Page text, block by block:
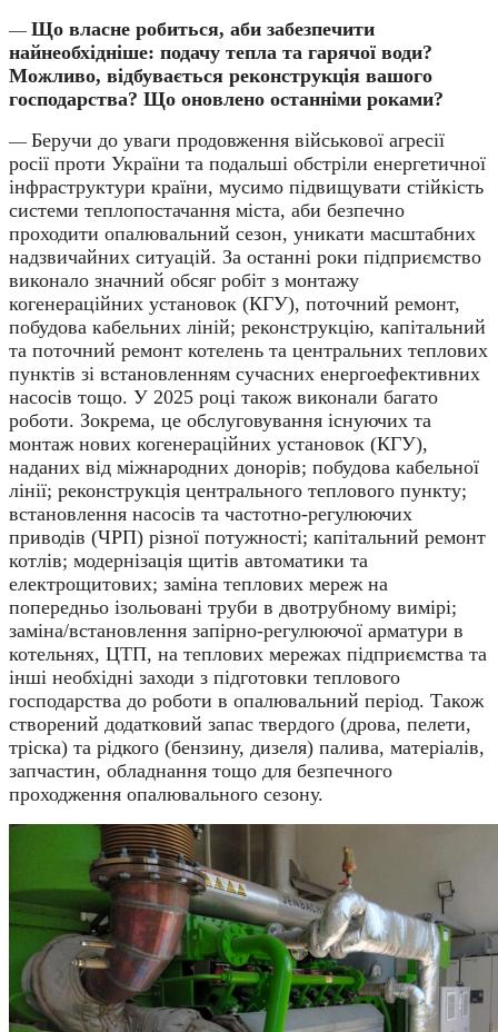
— Що власне робиться, аби забезпечити
найнеобхідніше: подачу тепла та гарячої води?
Можливо, відбувається реконструкція вашого
господарства? Що оновлено останніми роками?
— Беручи до уваги продовження військової агресії
росії проти України та подальші обстріли енергетичної
інфраструктури країни, мусимо підвищувати стійкість
системи теплопостачання міста, аби безпечно
проходити опалювальний сезон, уникати масштабних
надзвичайних ситуацій. За останні роки підприємство
виконало значний обсяг робіт з монтажу
когенераційних установок (КГУ), поточний ремонт,
побудова кабельних ліній; реконструкцію, капітальний
та поточний ремонт котелень та центральних теплових
пунктів зі встановленням сучасних енергоефективних
насосів тощо. У 2025 році також виконали багато
роботи. Зокрема, це обслуговування існуючих та
монтаж нових когенераційних установок (КГУ),
наданих від міжнародних донорів; побудова кабельної
лінії; реконструкція центрального теплового пункту;
встановлення насосів та частотно-регулюючих
приводів (ЧРП) різної потужності; капітальний ремонт
котлів; модернізація щитів автоматики та
електрощитових; заміна теплових мереж на
попередньо ізольовані труби в двотрубному вимірі;
заміна/встановлення запірно-регулюючої арматури в
котельнях, ЦТП, на теплових мережах підприємства та
інші необхідні заходи з підготовки теплового
господарства до роботи в опалювальний період. Також
створений додатковий запас твердого (дрова, пелети,
тріска) та рідкого (бензину, дизеля) палива, матеріалів,
запчастин, обладнання тощо для безпечного
проходження опалювального сезону.